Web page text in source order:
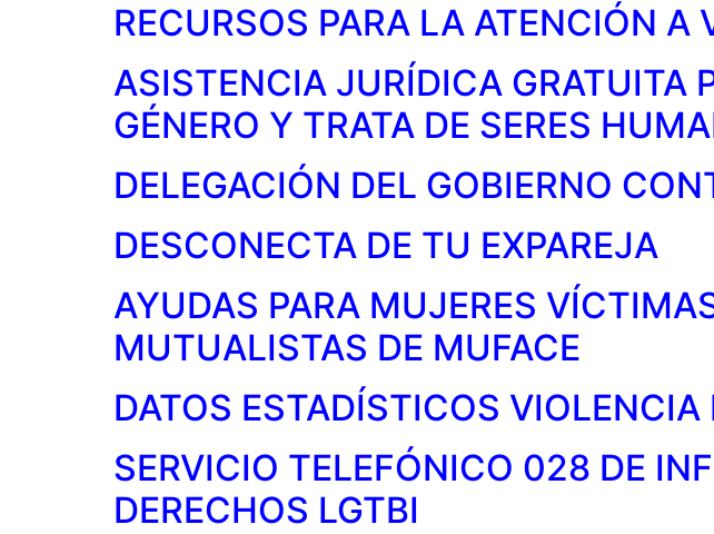
RECURSOS PARA LA ATENCIÓN A
ASISTENCIA JURÍDICA GRATUITA
GÉNERO Y TRATA DE SERES
DELEGACIÓN DEL GOBIERNO
DESCONECTA DE TU EXPAREJA
AYUDAS PARA MUJERES
MUTUALISTAS DE MUFACE
DATOS ESTADÍSTICOS VIOLENCIA
SERVICIO TELEFÓNICO 028 DE
DERECHOS LGTBI